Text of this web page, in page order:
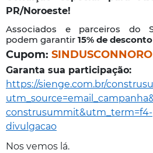
PR/Noroeste!
Associados e parceiros do
podem garantir 15% de
Cupom:
Garanta sua participação:
https://sienge.com.br/
divulgacao
Nos vemos lá.